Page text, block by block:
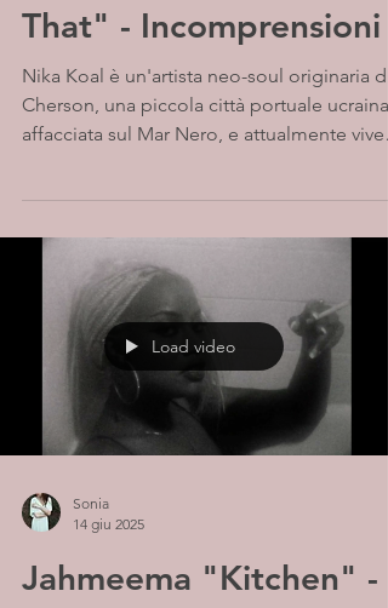
That" - Incomprensioni
Nika Koal è un'artista neo-soul originaria di
Cherson, una piccola città portuale ucraina
affacciata sul Mar Nero, e attualmente vive
Load video
Sonia
14 giu 2025
Jahmeema "Kitchen" -